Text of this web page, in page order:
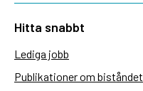
Hitta snabbt
Lediga jobb
Publikationer om biståndet